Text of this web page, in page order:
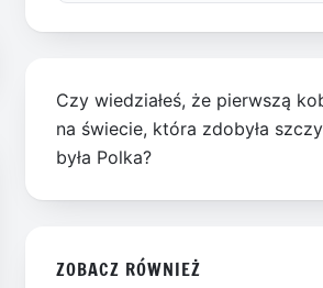
Czy wiedziałeś, że pierwszą
na świecie, która zdobyła
była Polka?
ZOBACZ RÓWNIEŻ